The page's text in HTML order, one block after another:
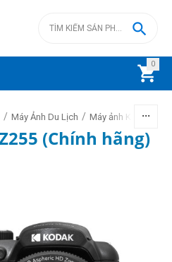
0


/ Máy Ảnh Du Lịch / Máy ảnh Kodak
(Chính hãng)